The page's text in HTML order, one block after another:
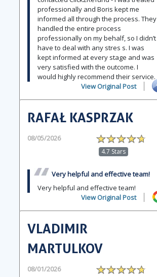
professionally and Boris kept me
informed all through the process. They
handled the entire process
professionally on my behalf, so I didn’t
have to deal with any stres s. I was
kept informed at every stage and was
very satisfied with the outcome. I
would highly recommend their service.
View Original Post
RAFAŁ KASPRZAK
08/05/2026
4.7 Stars
Very helpful and effective team!
Very helpful and effective team!
View Original Post
VLADIMIR
MARTULKOV
08/01/2026